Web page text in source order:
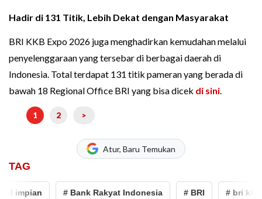
Hadir di 131 Titik, Lebih Dekat dengan Masyarakat
BRI KKB Expo 2026 juga menghadirkan kemudahan melalui
penyelenggaraan yang tersebar di berbagai daerah di
Indonesia. Total terdapat 131 titik pameran yang berada di
bawah 18 Regional Office BRI yang bisa dicek di sini.
1 2 >
Atur, Baru Temukan
TAG
impian # Bank Rakyat Indonesia # BRI # bri kkb